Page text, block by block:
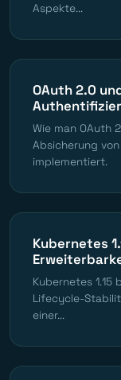
Aspekte...
OAuth 2.0
Wie man OAuth
Absicherung von
implementiert.
Kubernetes
Kubernetes 1.15
Lifecycle-
einer...